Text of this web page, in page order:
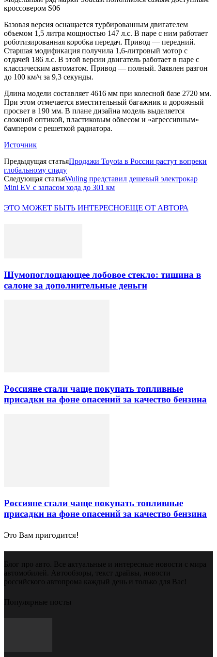
кроссовером S06
Базовая версия оснащается турбированным двигателем
объемом 1,5 литра мощностью 147 л.с. В паре с ним работает
роботизированная коробка передач. Привод — передний.
Старшая модификация получила 1,6-литровый мотор с
отдачей 186 л.с. В этой версии двигатель работает в паре с
классическим автоматом. Привод — полный. Заявлен разгон
до 100 км/ч за 9,3 секунды.
Длина модели составляет 4616 мм при колесной базе 2720 мм.
При этом отмечается вместительный багажник и дорожный
просвет в 190 мм. В плане дизайна модель выделяется
сложной оптикой, пластиковым обвесом и «агрессивным»
бампером с решеткой радиатора.
Источник
Предыдущая статьяПродажи Toyota в России растут вопреки
глобальному спаду
Следующая статьяWuling представил дешевый электрокар
Mini EV с запасом хода до 301 км
ЭТО МОЖЕТ БЫТЬ ИНТЕРЕСНОЕЩЕ ОТ АВТОРА
Шумопоглощающее лобовое стекло: тишина в
салоне за дополнительные деньги
Россияне стали чаще покупать топливные
присадки на фоне опасений за качество бензина
Россияне стали чаще покупать топливные
присадки на фоне опасений за качество бензина
Это Вам пригодится!
Блог про авто. Все актуальные и интересные новости с мира
автомобилей. Автообзоры, текст драйвы, новости
российского автопрома каждый день и только для Вас!
Популярные посты